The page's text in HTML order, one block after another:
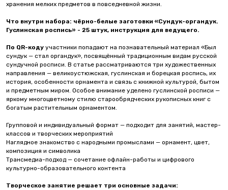
хранения мелких предметов в повседневной жизни.
Что внутри набора: чёрно-белые заготовки «Сундук-органдук.
Гуслинская роспись» - 25 штук, инструкция для ведущего.
По QR-коду участники попадают на познавательный материал «Был
сундук — стал органдук», посвящённый традиционным видам русской
сундучной росписи. В статье рассматриваются три художественных
направления — великоустюжская, гуслинская и борецкая роспись, их
история, особенности орнамента и связь с книжной культурой, бытом
и предметным миром. Особое внимание уделено гуслинской росписи —
яркому многоцветному стилю старообрядческих рукописных книг с
богатым растительным орнаментом.
Групповой и индивидуальный формат — подходит для занятий, мастер-
классов и творческих мероприятий
Наглядное знакомство с народными промыслами — орнамент, цвет,
композиция и символика
Трансмедиа-подход — сочетание офлайн-работы и цифрового
культурно-образовательного контента
Творческое занятие решает три основные задачи: